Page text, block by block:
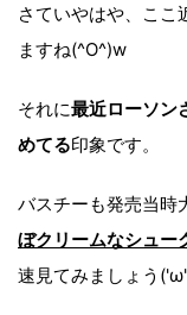
さていやはや、ここ
ますね(^O^)w
それに最近ローソン
めてる印象です。
バスチーも発売当時
ぼクリームなシュー
速見てみましょう